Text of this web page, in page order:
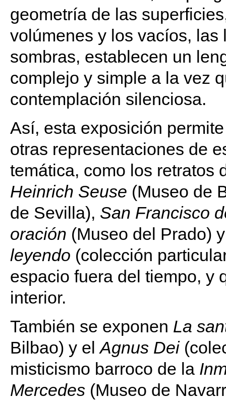
geometría de las
volúmenes y los vacíos, las
sombras, establecen un
complejo y simple a la vez
contemplación silenciosa.
Así, esta exposición
otras representaciones de
temática, como los retratos
Heinrich Seuse (Museo de
de Sevilla), San Francisco
oración (Museo del Prado)
leyendo (colección
espacio fuera del tiempo, y
interior.
También se exponen La
Bilbao) y elAgnus Dei
misticismo barroco de la
Mercedes(Museo de